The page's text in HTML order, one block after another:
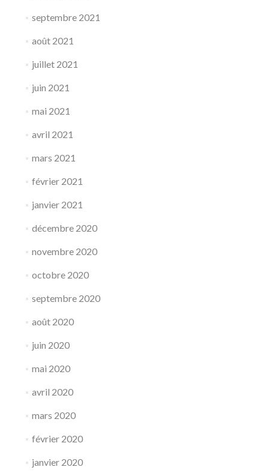
septembre 2021
août 2021
juillet 2021
juin 2021
mai 2021
avril 2021
mars 2021
février 2021
janvier 2021
décembre 2020
novembre 2020
octobre 2020
septembre 2020
août 2020
juin 2020
mai 2020
avril 2020
mars 2020
février 2020
janvier 2020